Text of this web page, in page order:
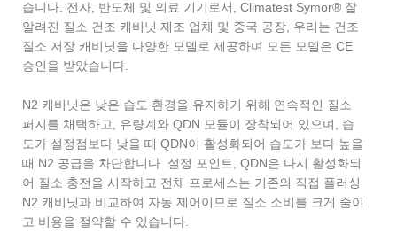
습니다. 전자, 반도체 및 의료 기기로서, Climatest Symor® 잘
알려진 질소 건조 캐비닛 제조 업체 및 중국 공장, 우리는 건조
질소 저장 캐비닛을 다양한 모델로 제공하며 모든 모델은 CE
승인을 받았습니다.
N2 캐비닛은 낮은 습도 환경을 유지하기 위해 연속적인 질소
퍼지를 채택하고, 유량계와 QDN 모듈이 장착되어 있으며, 습
도가 설정점보다 낮을 때 QDN이 활성화되어 습도가 보다 높을
때 N2 공급을 차단합니다. 설정 포인트, QDN은 다시 활성화되
어 질소 충전을 시작하고 전체 프로세스는 기존의 직접 플러싱
N2 캐비닛과 비교하여 자동 제어이므로 질소 소비를 크게 줄이
고 비용을 절약할 수 있습니다.